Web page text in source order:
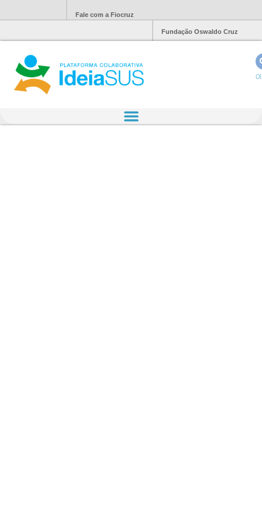
Fale com a Fiocruz
Fundação Oswaldo Cruz